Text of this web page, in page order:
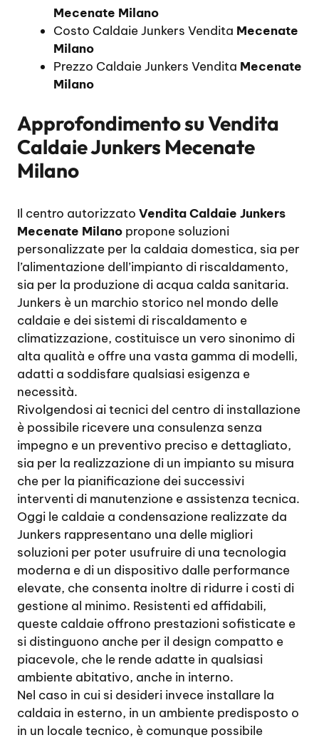
Mecenate Milano
Costo Caldaie Junkers Vendita Mecenate
Milano
Prezzo Caldaie Junkers Vendita Mecenate
Milano
Approfondimento suVendita
Caldaie Junkers Mecenate
Milano
Il centro autorizzato Vendita Caldaie Junkers
Mecenate Milano propone soluzioni
personalizzate per la caldaia domestica, sia per
l’alimentazione dell’impianto di riscaldamento,
sia per la produzione di acqua calda sanitaria.
Junkers è un marchio storico nel mondo delle
caldaie e dei sistemi di riscaldamento e
climatizzazione, costituisce un vero sinonimo di
alta qualità e offre una vasta gamma di modelli,
adatti a soddisfare qualsiasi esigenza e
necessità.
Rivolgendosi ai tecnici del centro di installazione
è possibile ricevere una consulenza senza
impegno e un preventivo preciso e dettagliato,
sia per la realizzazione di un impianto su misura
che per la pianificazione dei successivi
interventi di manutenzione e assistenza tecnica.
Oggi le caldaie a condensazione realizzate da
Junkers rappresentano una delle migliori
soluzioni per poter usufruire di una tecnologia
moderna e di un dispositivo dalle performance
elevate, che consenta inoltre di ridurre i costi di
gestione al minimo. Resistenti ed affidabili,
queste caldaie offrono prestazioni sofisticate e
si distinguono anche per il design compatto e
piacevole, che le rende adatte in qualsiasi
ambiente abitativo, anche in interno.
Nel caso in cui si desideri invece installare la
caldaia in esterno, in un ambiente predisposto o
in un locale tecnico, è comunque possibile